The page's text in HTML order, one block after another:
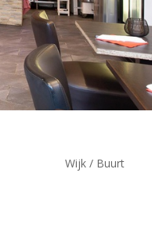
Wijk / Buurt